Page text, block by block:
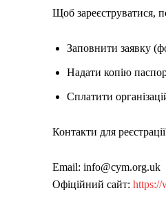
Щоб зареєструватися,
Заповнити заявку
Надати копію
Сплатити
Контакти для
Email: info@cym.org.uk
Офіційний сайт: https://